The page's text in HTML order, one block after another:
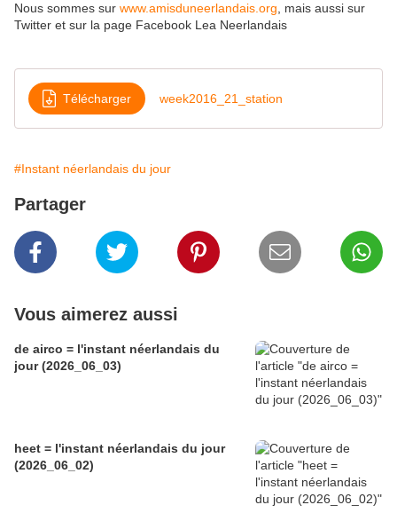
Nous sommes sur www.amisduneerlandais.org , mais aussi sur
Twitter et sur la page Facebook Lea Neerlandais
Télécharger week2016_21_station
#Instant néerlandais du jour
Partager
Vous aimerez aussi
de airco = l'instant néerlandais du
jour (2026_06_03)
heet = l'instant néerlandais du jour
(2026_06_02)